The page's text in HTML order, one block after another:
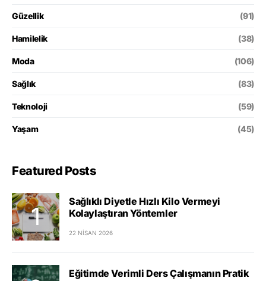
Güzellik (91)
Hamilelik (38)
Moda (106)
Sağlık (83)
Teknoloji (59)
Yaşam (45)
Featured Posts
Sağlıklı Diyetle Hızlı Kilo Vermeyi
Kolaylaştıran Yöntemler
22 NISAN 2026
Eğitimde Verimli Ders Çalışmanın Pratik